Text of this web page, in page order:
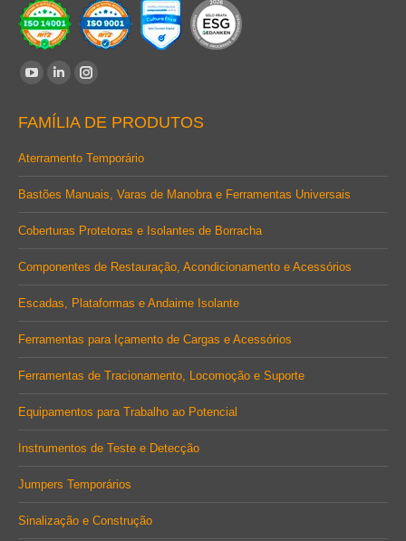
Encontre-nos em:
opens
in
window
Linkedin
opens
in
window
Instagram
opens
in
window
FAMÍLIA DE PRODUTOS
Aterramento Temporário
Bastões Manuais, Varas de Manobra e Ferramentas Universais
Coberturas Protetoras e Isolantes de Borracha
Componentes de Restauração, Acondicionamento e Acessórios
Escadas, Plataformas e Andaime Isolante
Ferramentas para Içamento de Cargas e Acessórios
Ferramentas de Tracionamento, Locomoção e Suporte
Equipamentos para Trabalho ao Potencial
Instrumentos de Teste e Detecção
Jumpers Temporários
Sinalização e Construção